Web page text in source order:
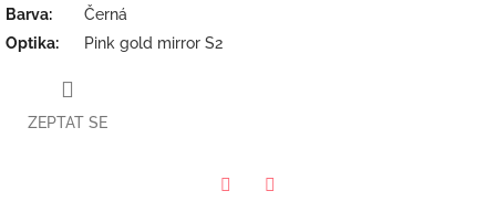
Barva:
Černá
Optika: Pink gold mirror S2
ZEPTAT SE